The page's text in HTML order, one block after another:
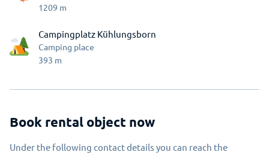
1209 m
Campingplatz Kühlungsborn
Camping place
393 m
Book rental object now
Under the following contact details you can reach the